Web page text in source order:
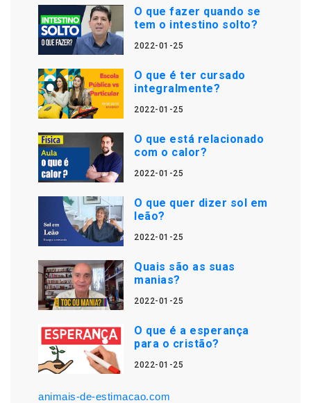
O que fazer quando se
tem o intestino solto?
2022-01-25
O que é ter cursado
integralmente?
2022-01-25
O que está relacionado
com o calor?
2022-01-25
O que quer dizer sol em
leão?
2022-01-25
Quais são as suas
manias?
2022-01-25
O que é a esperança
para o cristão?
2022-01-25
animais-de-estimacao.com